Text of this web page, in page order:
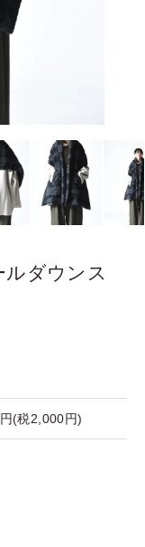
ダウンス
(税2,000円)